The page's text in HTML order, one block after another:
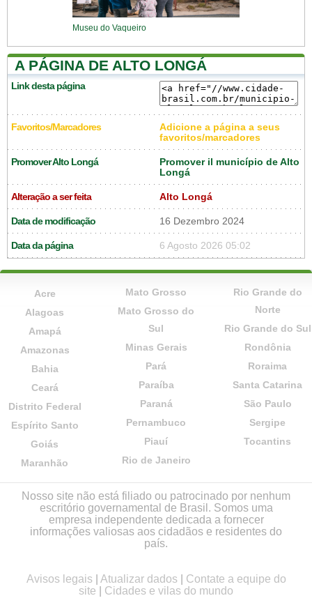
Museu do Vaqueiro
A PÁGINA DE ALTO LONGÁ
Link desta página
Favoritos/Marcadores
Adicione a página a seus
favoritos/marcadores
Promover Alto Longá
Promover il município de Alto
Longá
Alteração a ser feita Alto Longá
Data de modificação 16 Dezembro 2024
Data da página 6 Agosto 2026 05:02
Acre
Alagoas
Amapá
Amazonas
Bahia
Ceará
Distrito Federal
Espírito Santo
Goiás
Maranhão
Mato Grosso
Mato Grosso do
Sul
Minas Gerais
Pará
Paraíba
Paraná
Pernambuco
Piauí
Rio de Janeiro
Rio Grande do
Norte
Rio Grande do Sul
Rondônia
Roraima
Santa Catarina
São Paulo
Sergipe
Tocantins
Nosso site não está filiado ou patrocinado por nenhum
escritório governamental de Brasil. Somos uma
empresa independente dedicada a fornecer
informações valiosas aos cidadãos e residentes do
país.
Avisos legais Atualizar dados
Contate a equipe do
site
Cidades e vilas do mundo